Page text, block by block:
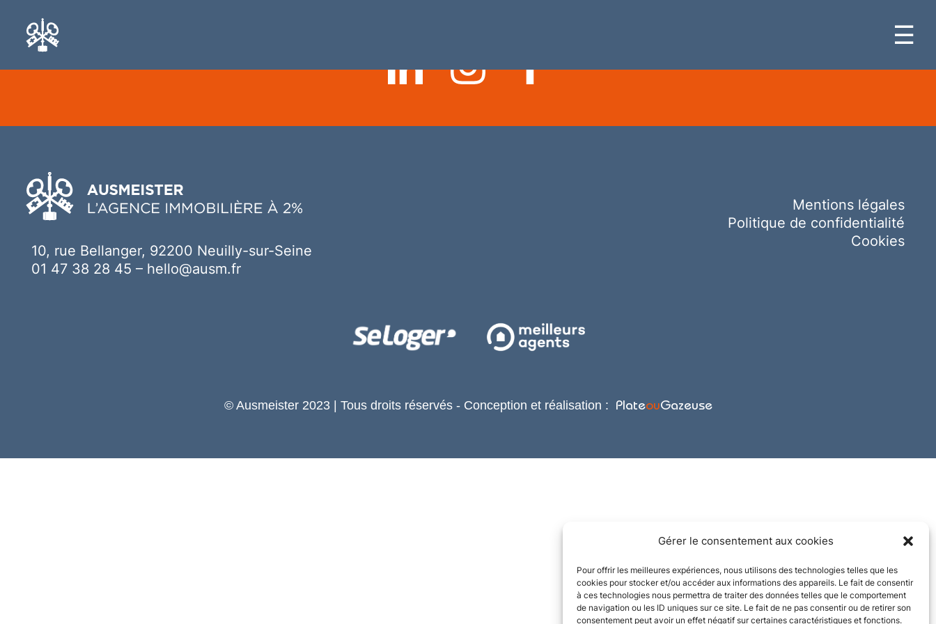
Gérer le consentement aux cookies
Pour offrir les meilleures expériences, nous utilisons des technologies telles que les
cookies pour stocker et/ou accéder aux informations des appareils. Le fait de consentir
à ces technologies nous permettra de traiter des données telles que le comportement
de navigation ou les ID uniques sur ce site. Le fait de ne pas consentir ou de retirer son
consentement peut avoir un effet négatif sur certaines caractéristiques et fonctions.
☰
10, rue Bellanger, 92200 Neuilly-sur-Seine
01 47 38 28 45 – hello@ausm.fr
Mentions légales
Politique de confidentialité
Cookies
© Ausmeister 2023 | Tous droits réservés - Conception et réalisation : PlateouGazeuse